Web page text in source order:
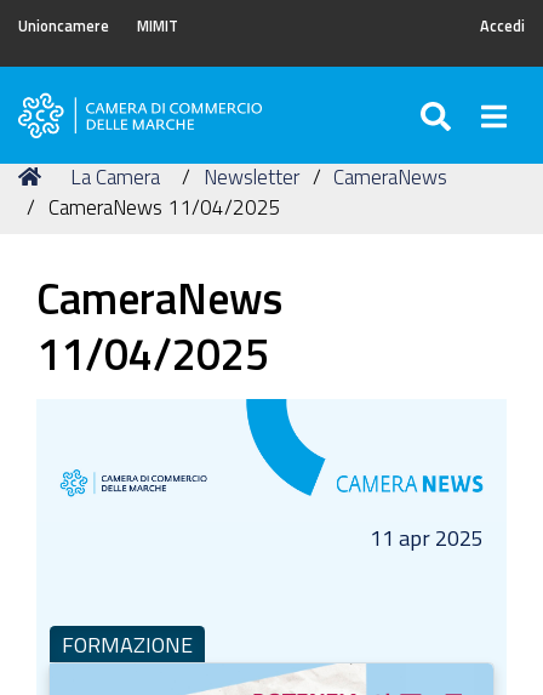
Unioncamere MIMIT Accedi
Camera
Commercio
delle
Tu
sei
Home
La Camera Newsletter
CameraNews
CameraNews 11/04/2025
CameraNews
11/04/2025
11 apr 2025
FORMAZIONE